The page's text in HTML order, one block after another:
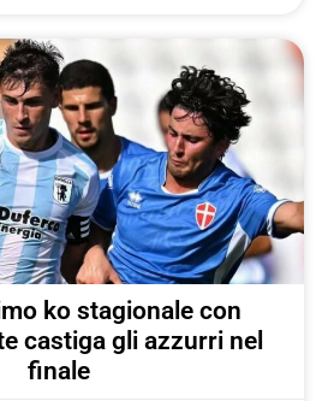
ko stagionale con
castiga gli azzurri nel
finale